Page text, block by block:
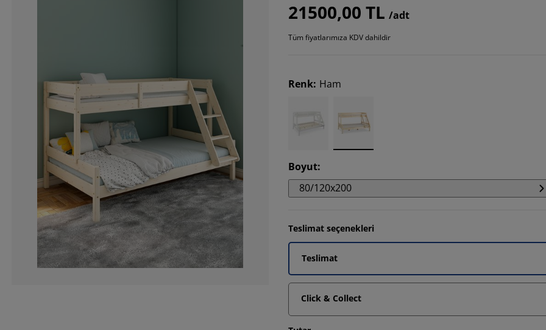
21500,00 TL /adt
Tüm fiyatlarımıza KDV dahildir
Renk: Ham
Boyut:
80/120x200
Teslimat seçenekleri
Teslimat
Click & Collect
22.58064516129032%
2.4193548387096775%
7.258064516129033%